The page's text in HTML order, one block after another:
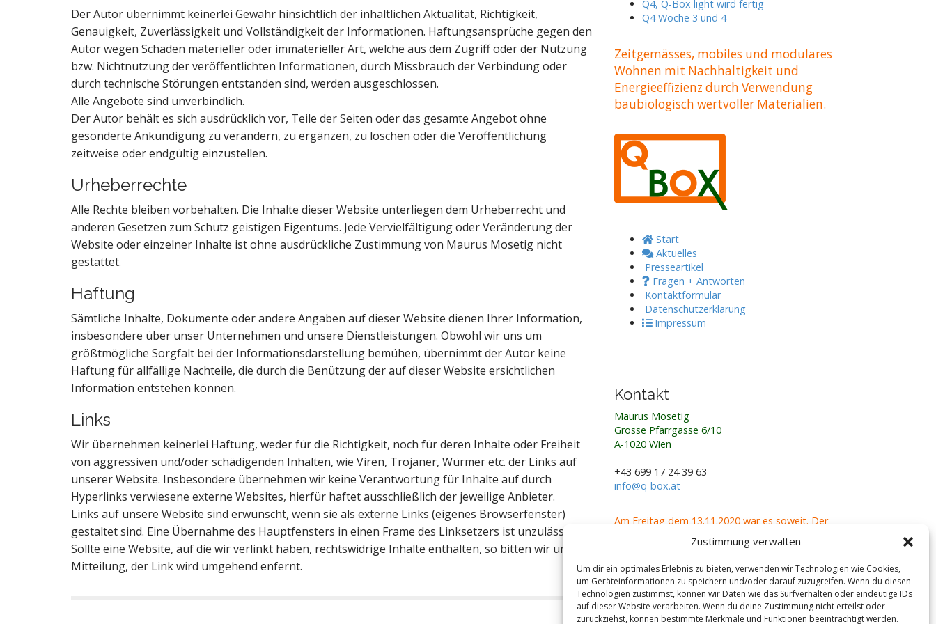
Zustimmung verwalten
Um dir ein optimales Erlebnis zu bieten, verwenden wir Technologien wie Cookies,
um Geräteinformationen zu speichern und/oder darauf zuzugreifen. Wenn du diesen
Technologien zustimmst, können wir Daten wie das Surfverhalten oder eindeutige IDs
auf dieser Website verarbeiten. Wenn du deine Zustimmung nicht erteilst oder
zurückziehst, können bestimmte Merkmale und Funktionen beeinträchtigt werden.
Der Autor übernimmt keinerlei Gewähr hinsichtlich der inhaltlichen Aktualität, Richtigkeit,
Genauigkeit, Zuverlässigkeit und Vollständigkeit der Informationen. Haftungsansprüche gegen den
Autor wegen Schäden materieller oder immaterieller Art, welche aus dem Zugriff oder der Nutzung
bzw. Nichtnutzung der veröffentlichten Informationen, durch Missbrauch der Verbindung oder
durch technische Störungen entstanden sind, werden ausgeschlossen.
Alle Angebote sind unverbindlich.
Der Autor behält es sich ausdrücklich vor, Teile der Seiten oder das gesamte Angebot ohne
gesonderte Ankündigung zu verändern, zu ergänzen, zu löschen oder die Veröffentlichung
zeitweise oder endgültig einzustellen.
Urheberrechte
Alle Rechte bleiben vorbehalten. Die Inhalte dieser Website unterliegen dem Urheberrecht und
anderen Gesetzen zum Schutz geistigen Eigentums. Jede Vervielfältigung oder Veränderung der
Website oder einzelner Inhalte ist ohne ausdrückliche Zustimmung von Maurus Mosetig nicht
gestattet.
Haftung
Sämtliche Inhalte, Dokumente oder andere Angaben auf dieser Website dienen Ihrer Information,
insbesondere über unser Unternehmen und unsere Dienstleistungen. Obwohl wir uns um
größtmögliche Sorgfalt bei der Informationsdarstellung bemühen, übernimmt der Autor keine
Haftung für allfällige Nachteile, die durch die Benützung der auf dieser Website ersichtlichen
Information entstehen können.
Links
Wir übernehmen keinerlei Haftung, weder für die Richtigkeit, noch für deren Inhalte oder Freiheit
von aggressiven und/oder schädigenden Inhalten, wie Viren, Trojaner, Würmer etc. der Links auf
unserer Website. Insbesondere übernehmen wir keine Verantwortung für Inhalte auf durch
Hyperlinks verwiesene externe Websites, hierfür haftet ausschließlich der jeweilige Anbieter.
Links auf unsere Website sind erwünscht, wenn sie als externe Links (eigenes Browserfenster)
gestaltet sind. Eine Übernahme des Hauptfensters in einen Frame des Linksetzers ist unzulässig.
Sollte eine Website, auf die wir verlinkt haben, rechtswidrige Inhalte enthalten, so bitten wir um
Mitteilung, der Link wird umgehend enfernt.
Q4, Q-Box light wird fertig
Q4 Woche 3 und 4
Zeitgemässes, mobiles und modulares
Wohnen mit Nachhaltigkeit und
Energieeffizienz durch Verwendung
baubiologisch wertvoller Materialien.
Start
Aktuelles
Presseartikel
Fragen + Antworten
Kontaktformular
Datenschutzerklärung
Impressum
Kontakt
Maurus Mosetig
Grosse Pfarrgasse 6/10
A-1020 Wien
+43 699 17 24 39 63
info@q-box.at
Am Freitag dem 13.11.2020 war es soweit. Der
Prototyp, die erste Q-Box übersiedelte
von der Seestadt Aspern, der Platz an dem
sie gebaut wurde und 5 Jahre stand, in den Westen
von Wien.